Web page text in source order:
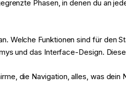
Phasen, in denen du an
Welche Funktionen sind für den
und das Interface-Design.
die Navigation, alles, was